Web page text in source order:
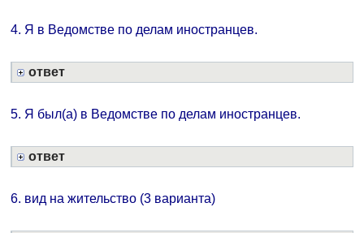
4. Я в Ведомстве по делам иностранцев.
ответ
5. Я был(а) в Ведомстве по делам иностранцев.
ответ
6. вид на жительство (3 варианта)